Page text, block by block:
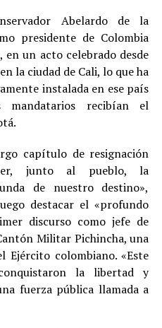
Abelardo de la
presidente de Colombia
un acto celebrado desde
la ciudad de Cali, lo que ha
instalada en ese país
mandatarios recibían el
capítulo de resignación
junto al pueblo, la
de nuestro destino»,
destacar el «profundo
discurso como jefe de
Militar Pichincha, una
colombiano. «Este
la libertad y
fuerza pública llamada a